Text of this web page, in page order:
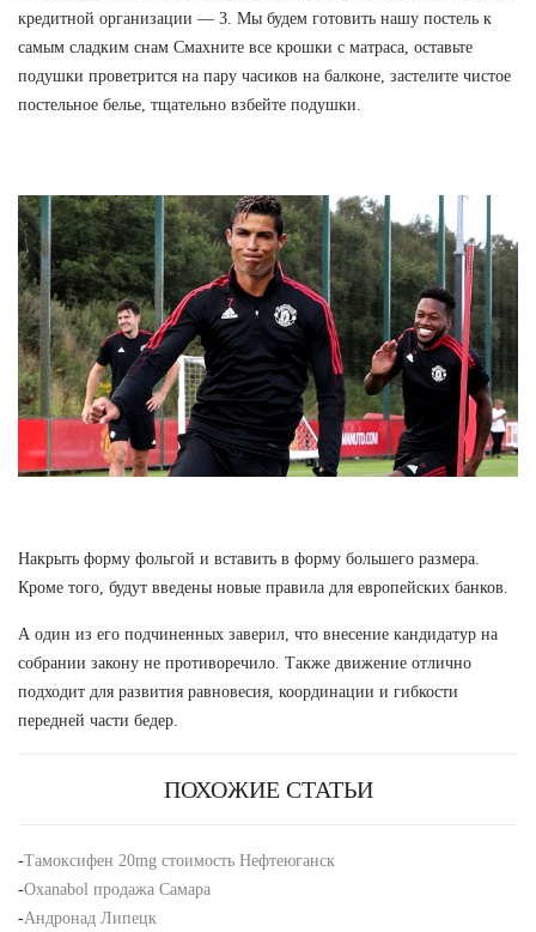
кредитной организации — 3. Мы будем готовить нашу постель к
самым сладким снам Смахните все крошки с матраса, оставьте
подушки проветрится на пару часиков на балконе, застелите чистое
постельное белье, тщательно взбейте подушки.
Накрыть форму фольгой и вставить в форму большего размера.
Кроме того, будут введены новые правила для европейских банков.
А один из его подчиненных заверил, что внесение кандидатур на
собрании закону не противоречило. Также движение отлично
подходит для развития равновесия, координации и гибкости
передней части бедер.
ПОХОЖИЕ СТАТЬИ
-Тамоксифен 20mg стоимость Нефтеюганск
-Oxanabol продажа Самара
-Андронад Липецк